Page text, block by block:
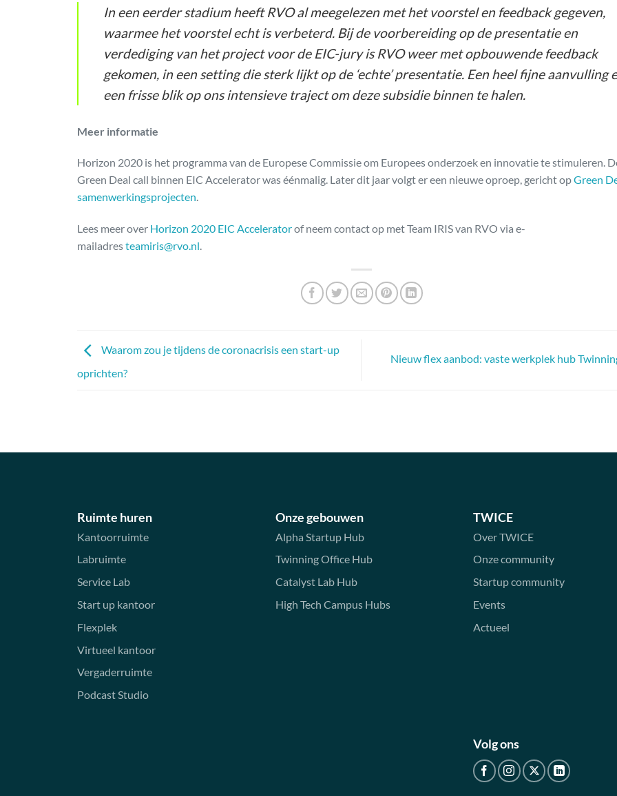
In een eerder stadium heeft RVO al meegelezen met het voorstel en feedback gegeven,
waarmee het voorstel echt is verbeterd. Bij de voorbereiding op de presentatie en
verdediging van het project voor de EIC-jury is RVO weer met opbouwende feedback
gekomen, in een setting die sterk lijkt op de ‘echte’ presentatie. Een heel fijne aanvulling
een frisse blik op ons intensieve traject om deze subsidie binnen te halen.
Meer informatie
Horizon 2020 is het programma van de Europese Commissie om Europees onderzoek en innovatie te stimuleren.
Green Deal call binnen EIC Accelerator was éénmalig. Later dit jaar volgt er een nieuwe oproep, gericht opGreen
samenwerkingsprojecten.
Lees meer over Horizon 2020 EIC Acceleratorof neem contact op met Team IRIS van RVO via e-
mailadresteamiris@rvo.nl.
Waarom zou je tijdens de coronacrisis een start-up
oprichten?
Nieuw flex aanbod: vaste werkplek hub
Ruimte huren
Kantoorruimte
Labruimte
Service Lab
Start up kantoor
Flexplek
Virtueel kantoor
Vergaderruimte
Podcast Studio
Onze gebouwen
Alpha Startup Hub
Twinning Office Hub
Catalyst Lab Hub
High Tech Campus Hubs
TWICE
Over TWICE
Onze community
Startup community
Events
Actueel
Volg ons